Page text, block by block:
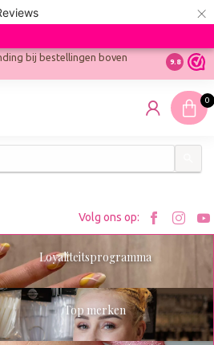
×
bij bestellingen boven
Ontdek
9.8
0
Volg ons op:
Bezoek
Loyaliteitsprogramma
Top merken